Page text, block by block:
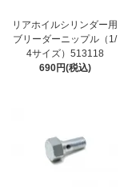
リアホイルシリンダー用
ブリーダーニップル（1/
4サイズ）513118
690円(税込)